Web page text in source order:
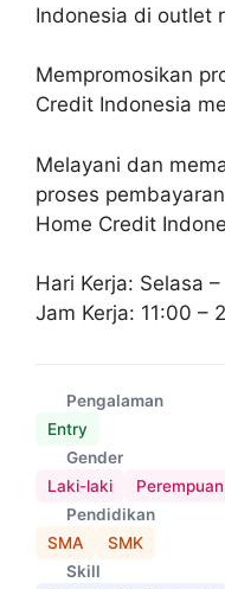
Indonesia di outlet
Mempromosikan
Credit Indonesia
Melayani dan
proses
Home Credit
Hari Kerja: Selasa
Jam Kerja: 11:00 –
Pengalaman
Entry
Gender
Laki-laki
Perempuan
Pendidikan
SMA
SMK
Skill